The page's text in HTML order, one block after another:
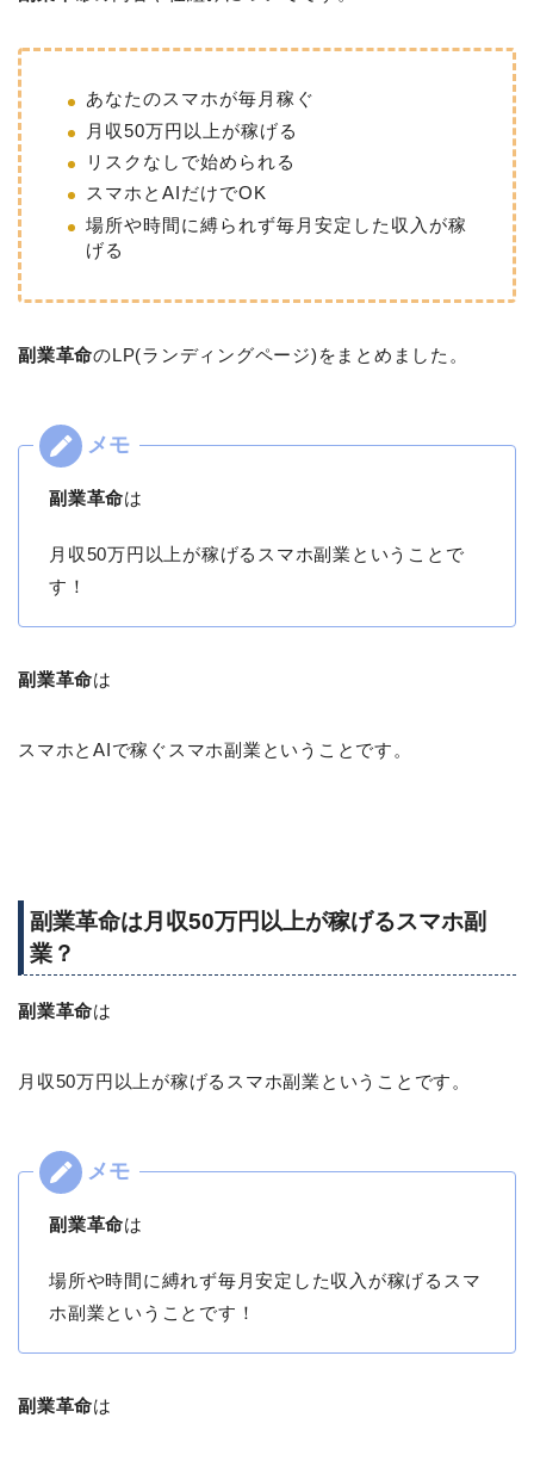
あなたのスマホが毎月稼ぐ
月収50万円以上が稼げる
リスクなしで始められる
スマホとAIだけでOK
場所や時間に縛られず毎月安定した収入が稼
げる
副業革命のLP(ランディングページ)をまとめました。
副業革命は
月収50万円以上が稼げるスマホ副業ということで
す！
副業革命は
スマホとAIで稼ぐスマホ副業ということです。
副業革命は月収50万円以上が稼げるスマホ副
業？
副業革命は
月収50万円以上が稼げるスマホ副業ということです。
副業革命は
場所や時間に縛れず毎月安定した収入が稼げるスマ
ホ副業ということです！
副業革命は